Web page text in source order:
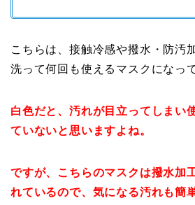
こちらは、接触冷感や撥水・防汚
洗って何回も使えるマスクになっ
白色だと、汚れが目立ってしまい
ていないと思いますよね。
ですが、こちらのマスクは撥水加
れているので、気になる汚れも簡